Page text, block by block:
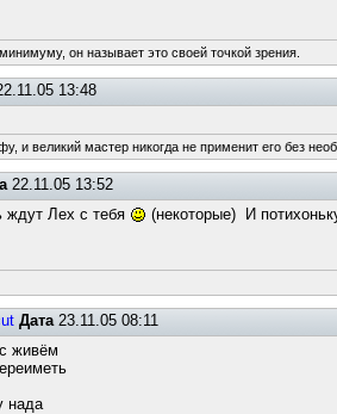
он называет это своей точкой зрения.
13:48
и великий мастер никогда не применит его без
22.11.05 13:52
ждут Лех с тебя
(некоторые) И
Дата23.11.05 08:11
живём
нада